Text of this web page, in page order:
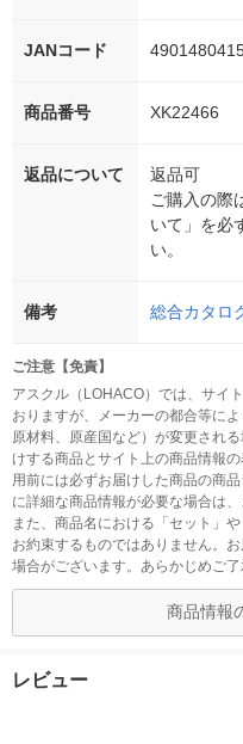
JANコード
商品番号 XK22466
返品について
返品可
ご購入の際
いて」を必
い。
備考 総合カタロ
ご注意【免責】
アスクル（LOHACO）では、サイ
おりますが、メーカーの都合等に
原材料、原産国など）が変更され
けする商品とサイト上の商品情報
用前には必ずお届けした商品の商
に詳細な商品情報が必要な場合は
また、商品名における「セット」
お約束するものではありません。
場合がございます。あらかじめご了
商品情報
レビュー